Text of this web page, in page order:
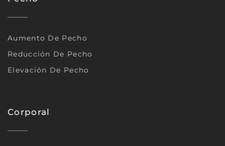
Aumento De Pecho
Reducción De Pecho
Elevación De Pecho
Corporal